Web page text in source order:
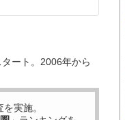
ート。2006年から
実施。